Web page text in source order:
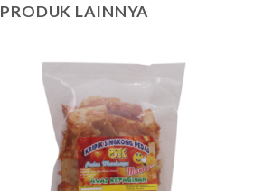
PRODUK LAINNYA